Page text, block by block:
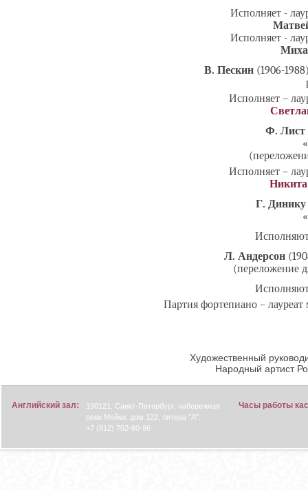
Исполняет -
Исполняет -
В. Пескин (1906-
Исполняет –
Ф. Лист
Исполняет –
Г. Динику
Л. Андерсон
(переложение
Партия фортепиано –
Художественный
Народный артист
Английский зал:
190121, Санкт-Петербург, набережная
реки Мойки, дом 122, литера "А".
+7 (812) 702-60-96
Часы работы